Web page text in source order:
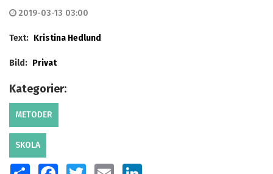
2019-03-13 03:00
Text: Kristina Hedlund
Bild: Privat
Kategorier:
METODER
SKOLA
SHARE FACEBOOKTWITTER EMAIL